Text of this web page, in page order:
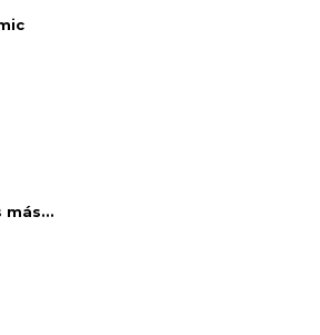
más...